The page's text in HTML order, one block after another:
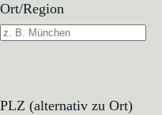
Ort/Region
PLZ (alternativ zu Ort)